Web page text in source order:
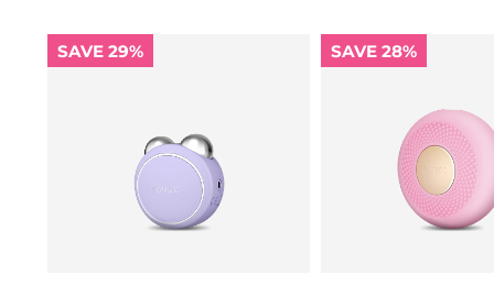
SAVE 29% SAVE 28%